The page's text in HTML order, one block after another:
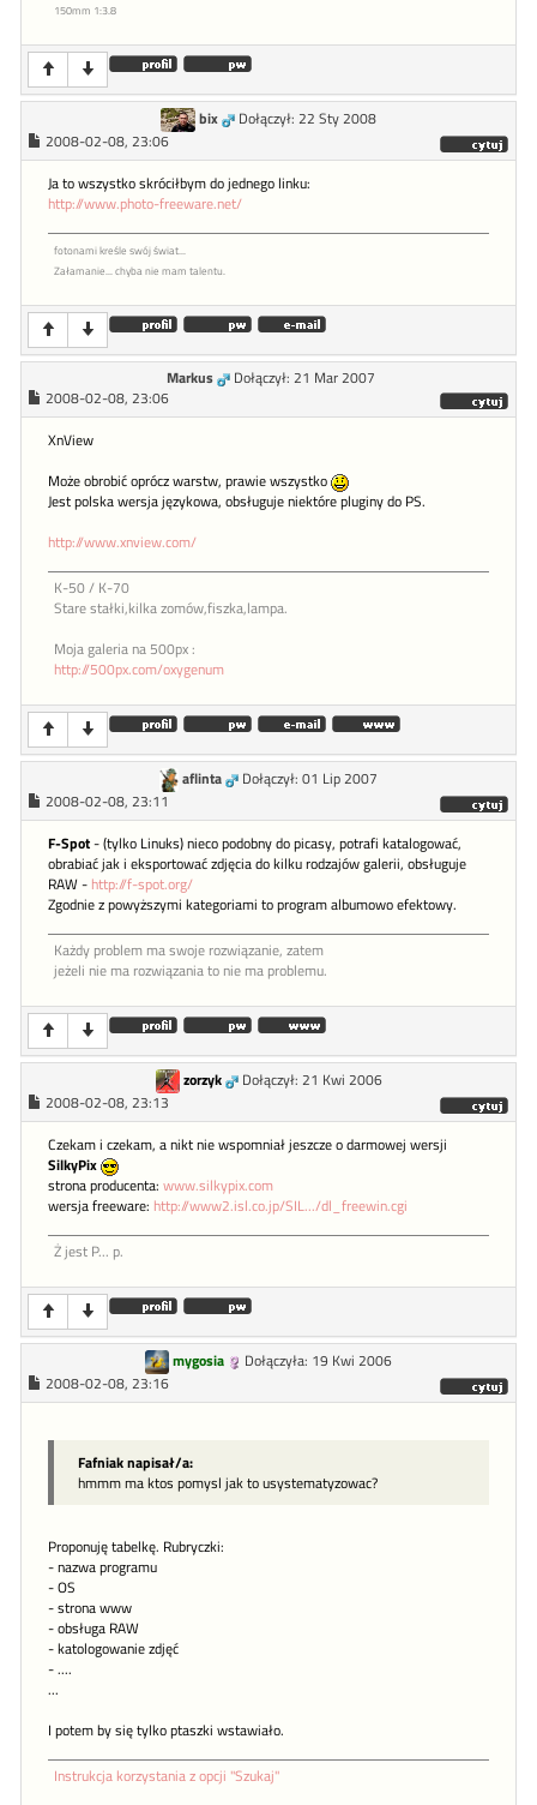
150mm 1:3.8
bix
Dołączył: 22 Sty 2008
2008-02-08, 23:06
Ja to wszystko skróciłbym do jednego linku:
http://www.photo-freeware.net/
fotonami kreśle swój świat...
Załamanie... chyba nie mam talentu.
Markus
Dołączył: 21 Mar 2007
2008-02-08, 23:06
XnView
Może obrobić oprócz warstw, prawie wszystko
Jest polska wersja językowa, obsługuje niektóre pluginy do PS.
http://www.xnview.com/
K-50 / K-70
Stare stałki,kilka zomów,fiszka,lampa.
Moja galeria na 500px :
http://500px.com/oxygenum
aflinta
Dołączył: 01 Lip 2007
2008-02-08, 23:11
F-Spot- (tylko Linuks) nieco podobny do picasy, potrafi katalogować,
obrabiać jak i eksportować zdjęcia do kilku rodzajów galerii, obsługuje
RAW - http://f-spot.org/
Zgodnie z powyższymi kategoriami to program albumowo efektowy.
Każdy problem ma swoje rozwiązanie, zatem
jeżeli nie ma rozwiązania to nie ma problemu.
zorzyk
Dołączył: 21 Kwi 2006
2008-02-08, 23:13
Czekam i czekam, a nikt nie wspomniał jeszcze o darmowej wersji
SilkyPix
strona producenta: www.silkypix.com
wersja freeware: http://www2.isl.co.jp/SIL.../dl_freewin.cgi
Ż jest P... p.
mygosia
Dołączyła: 19 Kwi 2006
2008-02-08, 23:16
Fafniak napisał/a:
hmmm ma ktos pomysl jak to usystematyzowac?
Proponuję tabelkę. Rubryczki:
- nazwa programu
- OS
- strona www
- obsługa RAW
- katologowanie zdjęć
- ....
...
I potem by się tylko ptaszki wstawiało.
Instrukcja korzystania z opcji "Szukaj"